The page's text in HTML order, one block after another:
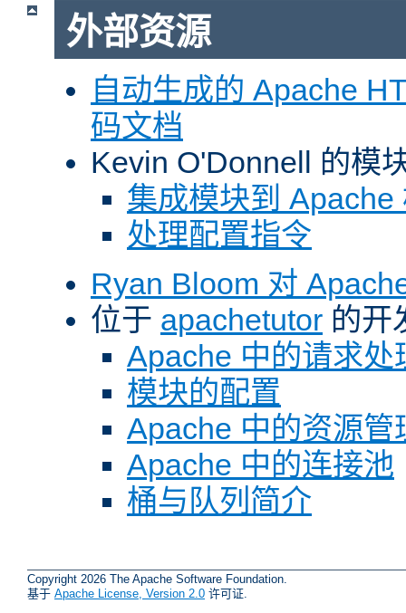
外部资源
自动生成的 Apache
码文档
Kevin O'Donnell 的模
集成模块到 Apache
处理配置指令
Ryan Bloom 对
位于 apachetutor 的开
Apache 中的请求处
模块的配置
Apache 中的资源管
Apache 中的连接池
桶与队列简介
Copyright 2026 The Apache Software Foundation.
基于 Apache License, Version 2.0 许可证.